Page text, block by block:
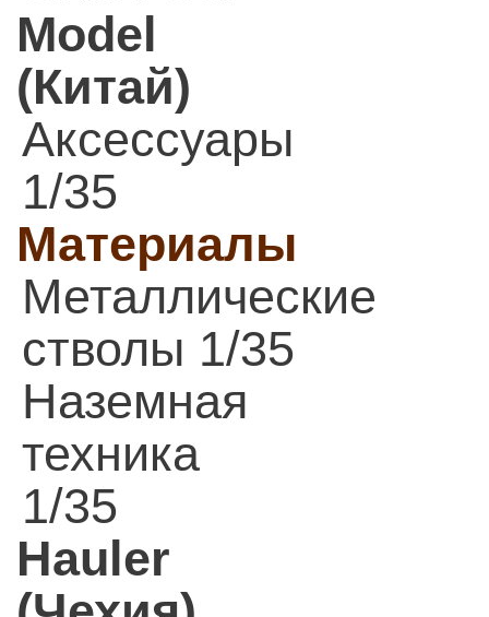
Model
(Китай)
Аксессуары
1/35
Материалы
Металлические
стволы 1/35
Наземная
техника
1/35
Hauler